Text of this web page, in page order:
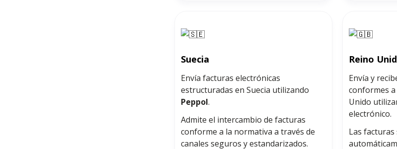
Suecia
Envía facturas electrónicas
estructuradas en Suecia utilizando
Peppol.
Admite el intercambio de facturas
conforme a la normativa a través de
canales seguros y estandarizados.
Reino
Envía y
conformes
Unido
electrónico.
Las